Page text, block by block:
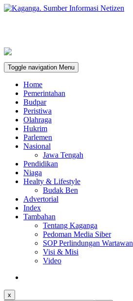
Toggle navigation Menu
Home
Pemerintahan
Budpar
Peristiwa
Olahraga
Hukrim
Parlemen
Nasional
Jawa Tengah
Pendidikan
Niaga
Healty & Lifestyle
Budak Ben
Advertorial
Index
Tambahan
Tentang Kaganga
Pedoman Media Siber
SOP Perlindungan Wartawan
Visi & Misi
Video
x